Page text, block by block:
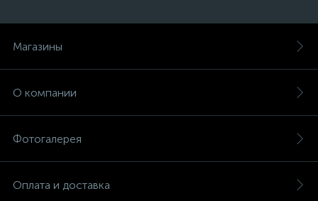
Магазины
О компании
Фотогалерея
Оплата и доставка